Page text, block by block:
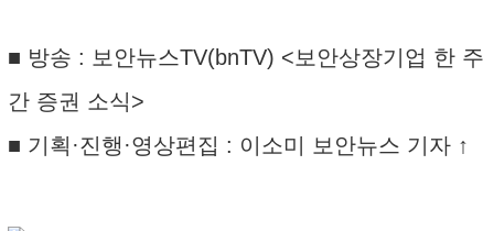
■ 방송 : 보안뉴스TV(bnTV) <보안상장기업 한 주
간 증권 소식>
■ 기획·진행·영상편집 : 이소미 보안뉴스 기자 ↑